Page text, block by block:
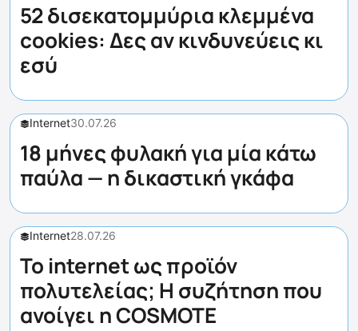
52 δισεκατομμύρια κλεμμένα
cookies: Δες αν κινδυνεύεις κι
εσύ
Internet30.07.26
18 μήνες φυλακή για μία κάτω
παύλα — η δικαστική γκάφα
Internet28.07.26
Το internet ως προϊόν
πολυτελείας; Η συζήτηση που
ανοίγει η COSMOTE